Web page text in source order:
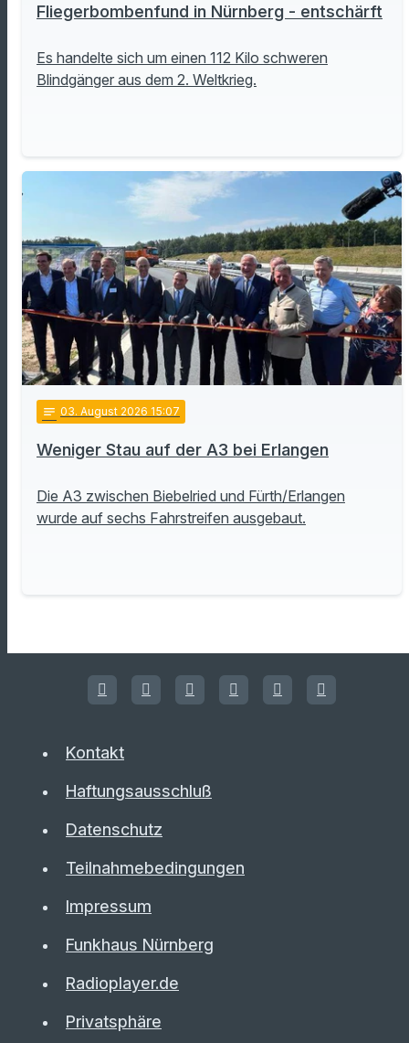
Fliegerbombenfund in Nürnberg - entschärft
Es handelte sich um einen 112 Kilo schweren
Blindgänger aus dem 2. Weltkrieg.
notes 03. August 2026 15:07
Weniger Stau auf der A3 bei Erlangen
Die A3 zwischen Biebelried und Fürth/Erlangen
wurde auf sechs Fahrstreifen ausgebaut.
Kontakt
Haftungsausschluß
Datenschutz
Teilnahmebedingungen
Impressum
Funkhaus Nürnberg
Radioplayer.de
Privatsphäre